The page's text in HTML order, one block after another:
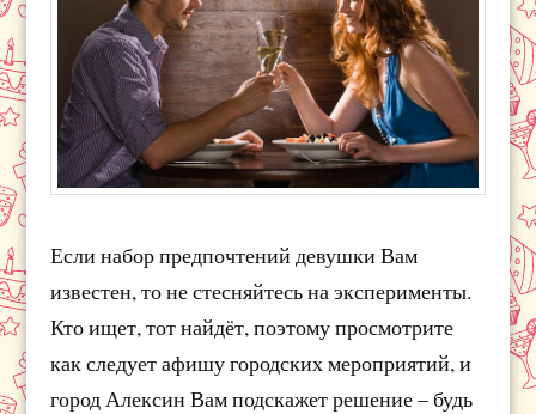
Если набор предпочтений девушки Вам
известен, то не стесняйтесь на эксперименты.
Кто ищет, тот найдёт, поэтому просмотрите
как следует афишу городских мероприятий, и
город Алексин Вам подскажет решение – будь